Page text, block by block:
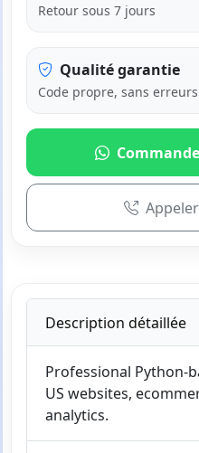
Retour sous 7 jours
Qualité garantie
Code propre, sans erreurs
Description détaillée
Professional Python-
US websites,
analytics.